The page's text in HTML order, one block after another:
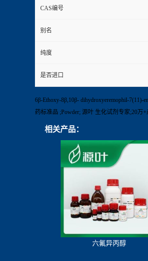
CAS编号
别名
纯度
是否进口
6β-Ethoxy-8β,10β- dihydroxyeremophil-
药标准品 ;Powder; 源叶 生化试剂专家;20万+
相关产品：
六氟异丙醇